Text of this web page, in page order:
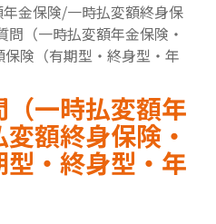
金保険/一時払変額終身保
問（一時払変額年金保険・
険（有期型・終身型・年
一時払変額年
額終身保険・
・終身型・年